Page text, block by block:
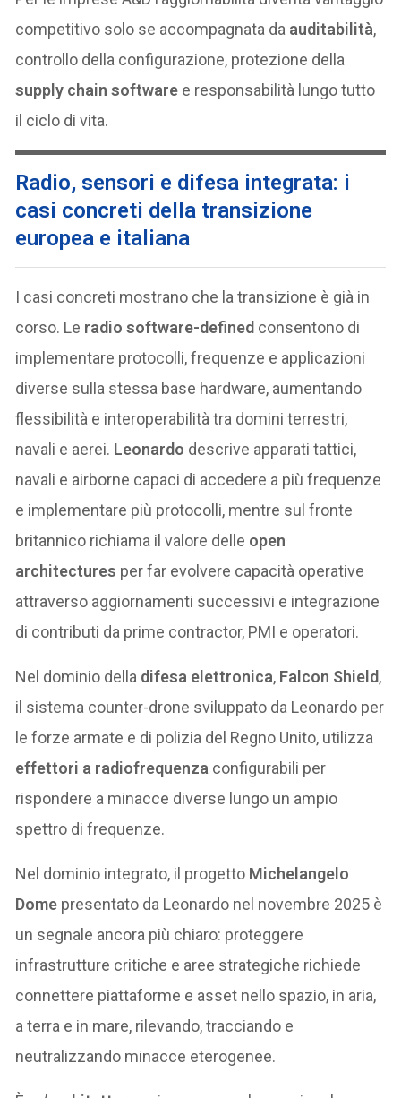
competitivo solo se accompagnata da auditabilità,
controllo della configurazione, protezione della
supply chain software e responsabilità lungo tutto
il ciclo di vita.
Radio, sensori e difesa integrata: i
casi concreti della transizione
europea e italiana
I casi concreti mostrano che la transizione è già in
corso. Le radio software-defined consentono di
implementare protocolli, frequenze e applicazioni
diverse sulla stessa base hardware, aumentando
flessibilità e interoperabilità tra domini terrestri,
navali e aerei. Leonardo descrive apparati tattici,
navali e airborne capaci di accedere a più frequenze
e implementare più protocolli, mentre sul fronte
britannico richiama il valore delle open
architectures per far evolvere capacità operative
attraverso aggiornamenti successivi e integrazione
di contributi da prime contractor, PMI e operatori.
Nel dominio della difesa elettronica, Falcon Shield,
il sistema counter-drone sviluppato da Leonardo per
le forze armate e di polizia del Regno Unito, utilizza
effettori a radiofrequenza configurabili per
rispondere a minacce diverse lungo un ampio
spettro di frequenze.
Nel dominio integrato, il progetto Michelangelo
Dome presentato da Leonardo nel novembre 2025 è
un segnale ancora più chiaro: proteggere
infrastrutture critiche e aree strategiche richiede
connettere piattaforme e asset nello spazio, in aria,
a terra e in mare, rilevando, tracciando e
neutralizzando minacce eterogenee.